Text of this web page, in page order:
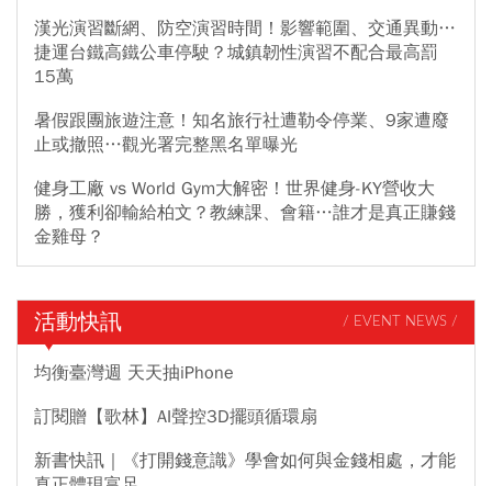
漢光演習斷網、防空演習時間！影響範圍、交通異動…
捷運台鐵高鐵公車停駛？城鎮韌性演習不配合最高罰
15萬
暑假跟團旅遊注意！知名旅行社遭勒令停業、9家遭廢
止或撤照…觀光署完整黑名單曝光
健身工廠 vs World Gym大解密！世界健身-KY營收大
勝，獲利卻輸給柏文？教練課、會籍…誰才是真正賺錢
金雞母？
活動快訊 / EVENT NEWS /
均衡臺灣週 天天抽iPhone
訂閱贈【歌林】AI聲控3D擺頭循環扇
新書快訊｜《打開錢意識》學會如何與金錢相處，才能